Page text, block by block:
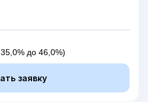
до 46,0%)
заявку